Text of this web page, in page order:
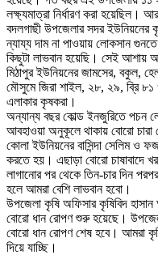
লক্ষ্যমাত্রা নির্ধারণ করা হয়েছিল।
বদলগাছী উপজেলার সদর ইউনিয়নের
ন্যায্য দাম না পাওয়ায় লোকসান
কিছুটা লাভবান হয়েছি। সেই আশায়
মিঠাপুর ইউনিয়নের জামসের, বকুল,
মৌসুমে জিরা শাইল, ২৮, ২৯, ব্রি ৮১
এলাকার কৃষকরা।
অন্যান্য বছর কোল্ড ইনজুরিতে পচন
আবহাওয়া অনুকূলে থাকায় বোরো চারা
কোলা ইউনিয়নের বাসিন্দা সেলিম ও
করতে হয়। এছাড়া বোরো চাষাবাদে
লাগানোর পর থেকে তিন-চার দিন
হলে আমরা বেশি লাভবান হবো।
উপজেলা কৃষি অফিসার কৃষিবিদ
বোরো ধান রোপণ শুরু হয়েছে।
বোরো ধান রোপণ শেষ হবে। আমরা
দিয়ে যাচ্ছি।